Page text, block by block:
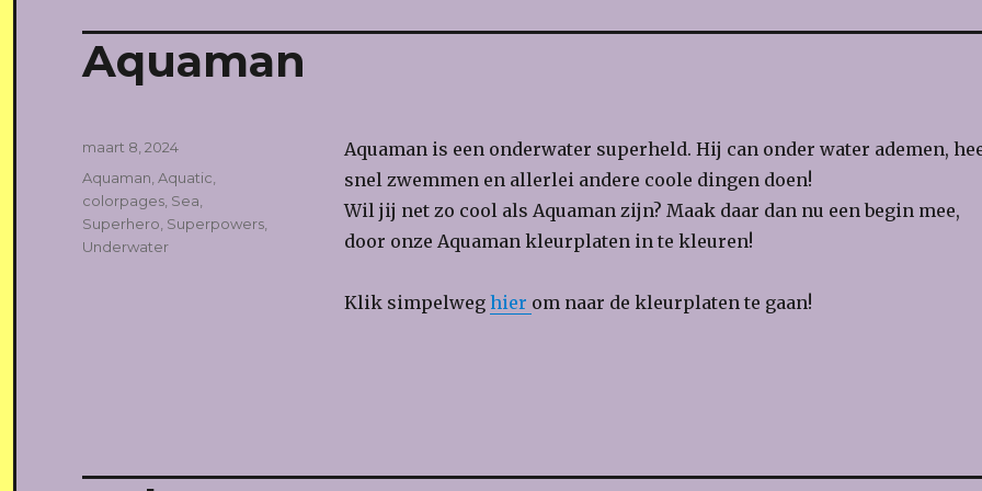
Aquaman
Aquaman is een onderwater superheld. Hij can onder water ademen,
snel zwemmen en allerlei andere coole dingen doen!
Wil jij net zo cool als Aquaman zijn? Maak daar dan nu een begin mee,
door onze Aquaman kleurplaten in te kleuren!
Klik simpelweg hier om naar de kleurplaten te gaan!
Geplaatst
maart 8, 2024
Tags
Aquaman Aquatic
colorpages, Sea
Superhero Superpowers,
Underwater